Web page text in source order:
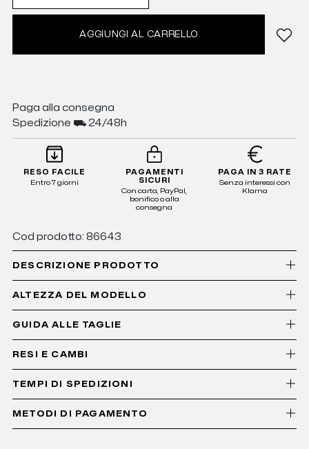
AGGIUNGI AL CARRELLO
Paga alla consegna
Spedizione ⛟ 24/48h
RESO FACILE
Entro 7 giorni
PAGAMENTI
SICURI
Con carta, PayPal,
bonifico o alla
consegna
PAGA IN 3 RATE
Senza interessi con
Klarna
Cod prodotto: 86643
DESCRIZIONE PRODOTTO
ALTEZZA DEL MODELLO
GUIDA ALLE TAGLIE
RESI E CAMBI
TEMPI DI SPEDIZIONI
METODI DI PAGAMENTO